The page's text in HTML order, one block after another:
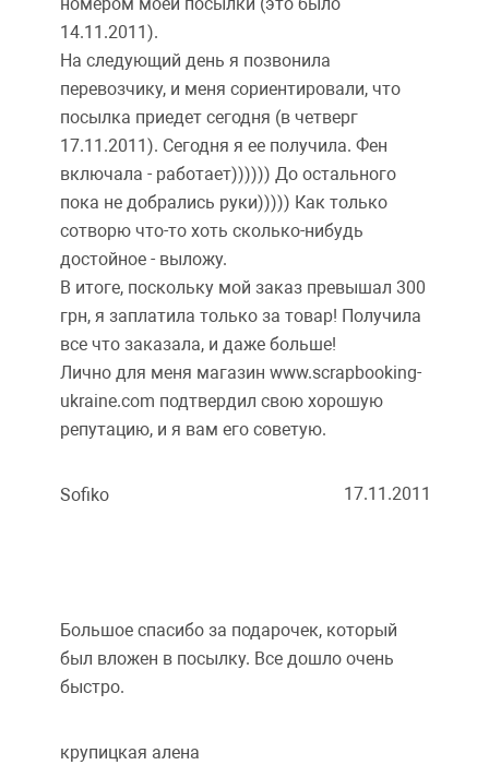
14.11.2011).
На следующий день я позвонила
перевозчику, и меня сориентировали, что
посылка приедет сегодня (в четверг
17.11.2011). Сегодня я ее получила. Фен
включала - работает)))))) До остального
пока не добрались руки))))) Как только
сотворю что-то хоть сколько-нибудь
достойное - выложу.
В итоге, поскольку мой заказ превышал 300
грн, я заплатила только за товар! Получила
все что заказала, и даже больше!
Лично для меня магазин www.scrapbooking-
ukraine.com подтвердил свою хорошую
репутацию, и я вам его советую.
Sofiko 17.11.2011
Большое спасибо за подарочек, который
был вложен в посылку. Все дошло очень
быстро.
крупицкая алена